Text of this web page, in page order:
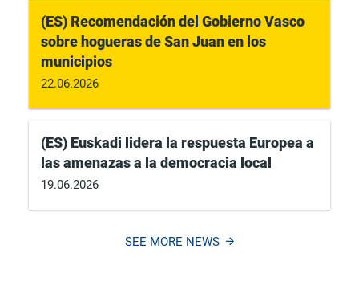
22.06.2026
(ES) Recomendación del Gobierno Vasco
sobre hogueras de San Juan en los
municipios
19.06.2026
(ES) Euskadi lidera la respuesta Europea a
las amenazas a la democracia local
SEE MORE NEWS